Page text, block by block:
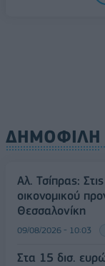
ΔΗΜΟΦΙΛΗ
Αλ. Τσίπρας:
οικονομικού
Θεσσαλονίκη
09/08/2026 - 10:03
Στα 15 δισ.